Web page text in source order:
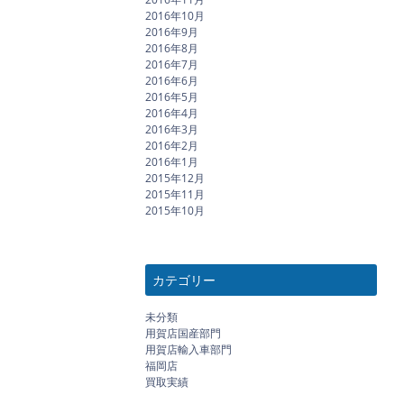
2016年10月
2016年9月
2016年8月
2016年7月
2016年6月
2016年5月
2016年4月
2016年3月
2016年2月
2016年1月
2015年12月
2015年11月
2015年10月
カテゴリー
未分類
用賀店国産部門
用賀店輸入車部門
福岡店
買取実績